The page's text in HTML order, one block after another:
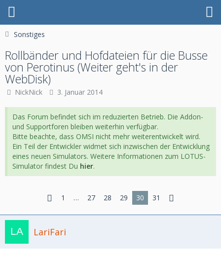
Sonstiges
Rollbänder und Hofdateien für die Busse
von Perotinus (Weiter geht's in der
WebDisk)
NickNick 3. Januar 2014
Das Forum befindet sich im reduzierten Betrieb. Die Addon-
und Supportforen bleiben weiterhin verfügbar.
Bitte beachte, dass OMSI nicht mehr weiterentwickelt wird.
Ein Teil der Entwickler widmet sich inzwischen der Entwicklung
eines neuen Simulators. Weitere Informationen zum LOTUS-
Simulator findest Du hier.
1 … 27 28 29 30 31
LariFari